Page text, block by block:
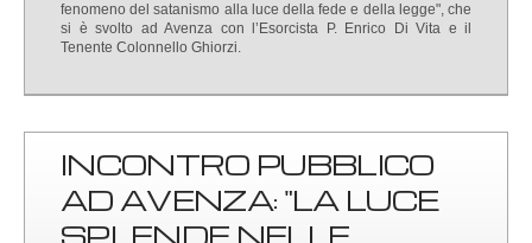
fenomeno del satanismo alla luce della fede e della legge", che
si è svolto ad Avenza con l’Esorcista P. Enrico Di Vita e il
Tenente Colonnello Ghiorzi.
INCONTRO PUBBLICO
AD AVENZA: "LA LUCE
SPLENDE NELLE